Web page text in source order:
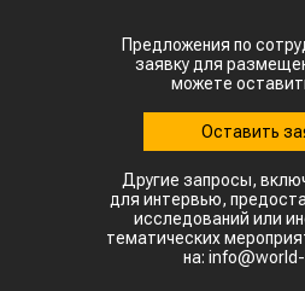
Предложения по
заявку для
можете
Оставить
Другие запросы,
для интервью,
исследований или
тематических
на: